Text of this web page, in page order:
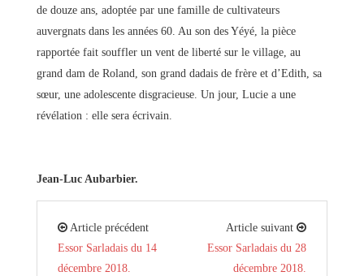
de douze ans, adoptée par une famille de cultivateurs
auvergnats dans les années 60. Au son des Yéyé, la pièce
rapportée fait souffler un vent de liberté sur le village, au
grand dam de Roland, son grand dadais de frère et d’Edith, sa
sœur, une adolescente disgracieuse. Un jour, Lucie a une
révélation : elle sera écrivain.
Jean-Luc Aubarbier.
Article précédent
Essor Sarladais du 14
décembre 2018.
Article suivant
Essor Sarladais du 28
décembre 2018.